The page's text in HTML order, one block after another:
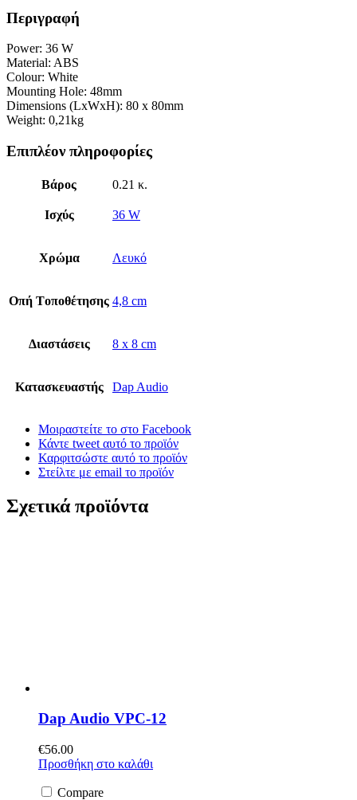
Περιγραφή
Power: 36 W
Material: ABS
Colour: White
Mounting Hole: 48mm
Dimensions (LxWxH): 80 x 80mm
Weight: 0,21kg
Επιπλέον πληροφορίες
Βάρος 0.21 κ.
Ισχύς 36 W
Χρώμα Λευκό
Oπή Tοποθέτησης 4,8 cm
Διαστάσεις 8 x 8 cm
Κατασκευαστής Dap Audio
Μοιραστείτε το στο Facebook
Κάντε tweet αυτό το προϊόν
Καρφιτσώστε αυτό το προϊόν
Στείλτε με email το προϊόν
Σχετικά προϊόντα
Dap Audio VPC-12
€56.00
Προσθήκη στο καλάθι
Compare